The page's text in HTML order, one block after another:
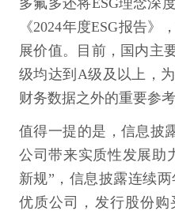
《2024年度ESG报告
展价值。目前，国内主
级均达到A级及以上，
财务数据之外的重要参考
值得一提的是，信息披
公司带来实质性发展助
新规”，信息披露连续
优质公司，发行股份